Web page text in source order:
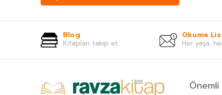
Ahmet Rasim(85)
Ahmet Refik Altınay
Ahmet Seyrek
(65)
Ahmet Ümit(70)
Alev Alatlı(45)
Blog
Kitapları takip et.
Okuma
Her yaşa,